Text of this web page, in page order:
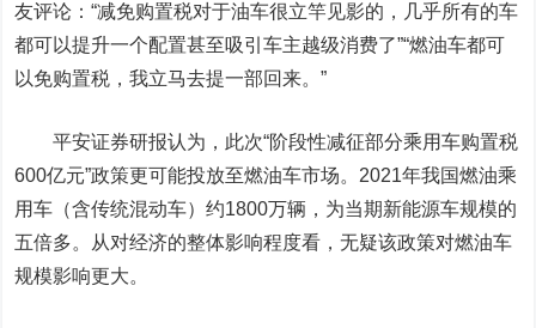
友评论：“减免购置税对于油车很立竿见影的，几乎所有的车
都可以提升一个配置甚至吸引车主越级消费了”“燃油车都可
以免购置税，我立马去提一部回来。”
平安证券研报认为，此次“阶段性减征部分乘用车购置税
600亿元”政策更可能投放至燃油车市场。2021年我国燃油乘
用车（含传统混动车）约1800万辆，为当期新能源车规模的
五倍多。从对经济的整体影响程度看，无疑该政策对燃油车
规模影响更大。